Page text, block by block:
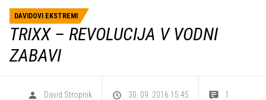
DAVIDOVI EKSTREMI
TRIXX – REVOLUCIJA V VODNI
ZABAVI
David Stropnik 30. 09. 2016 15.45 1